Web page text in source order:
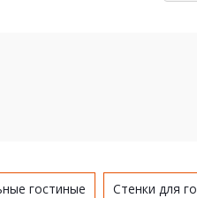
гостиные Стенки для